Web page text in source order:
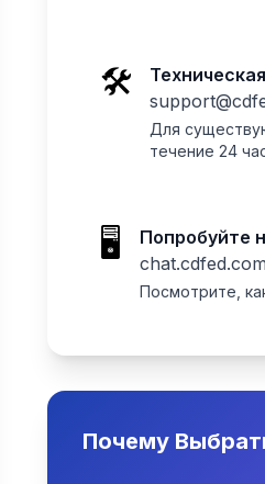
🛠️
Для
течение 24
🖥️
Попробуйте
chat.cdfed.com
Посмотрите,
Почему